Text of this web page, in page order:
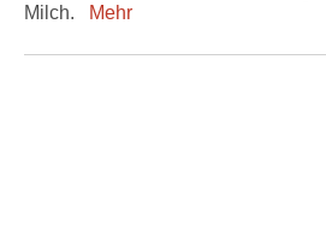
Milch.
Mehr